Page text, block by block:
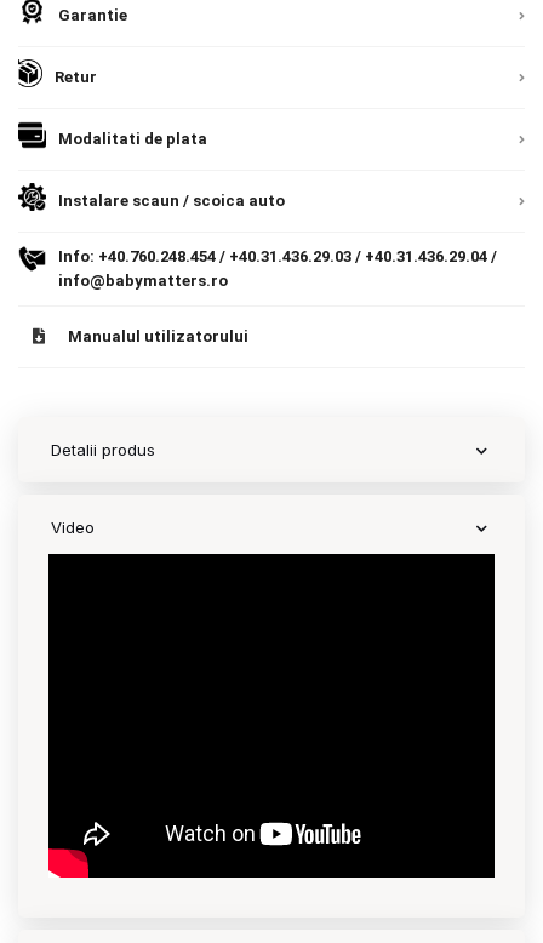
Copyright 2026 BabyMatters
Garantie
Retur
Modalitati de plata
Instalare scaun / scoica auto
Info: +40.760.248.454 / +40.31.436.29.03 / +40.31.436.29.04 /
info@babymatters.ro
Manualul utilizatorului
Detalii produs
Video
Romania, direct la client.